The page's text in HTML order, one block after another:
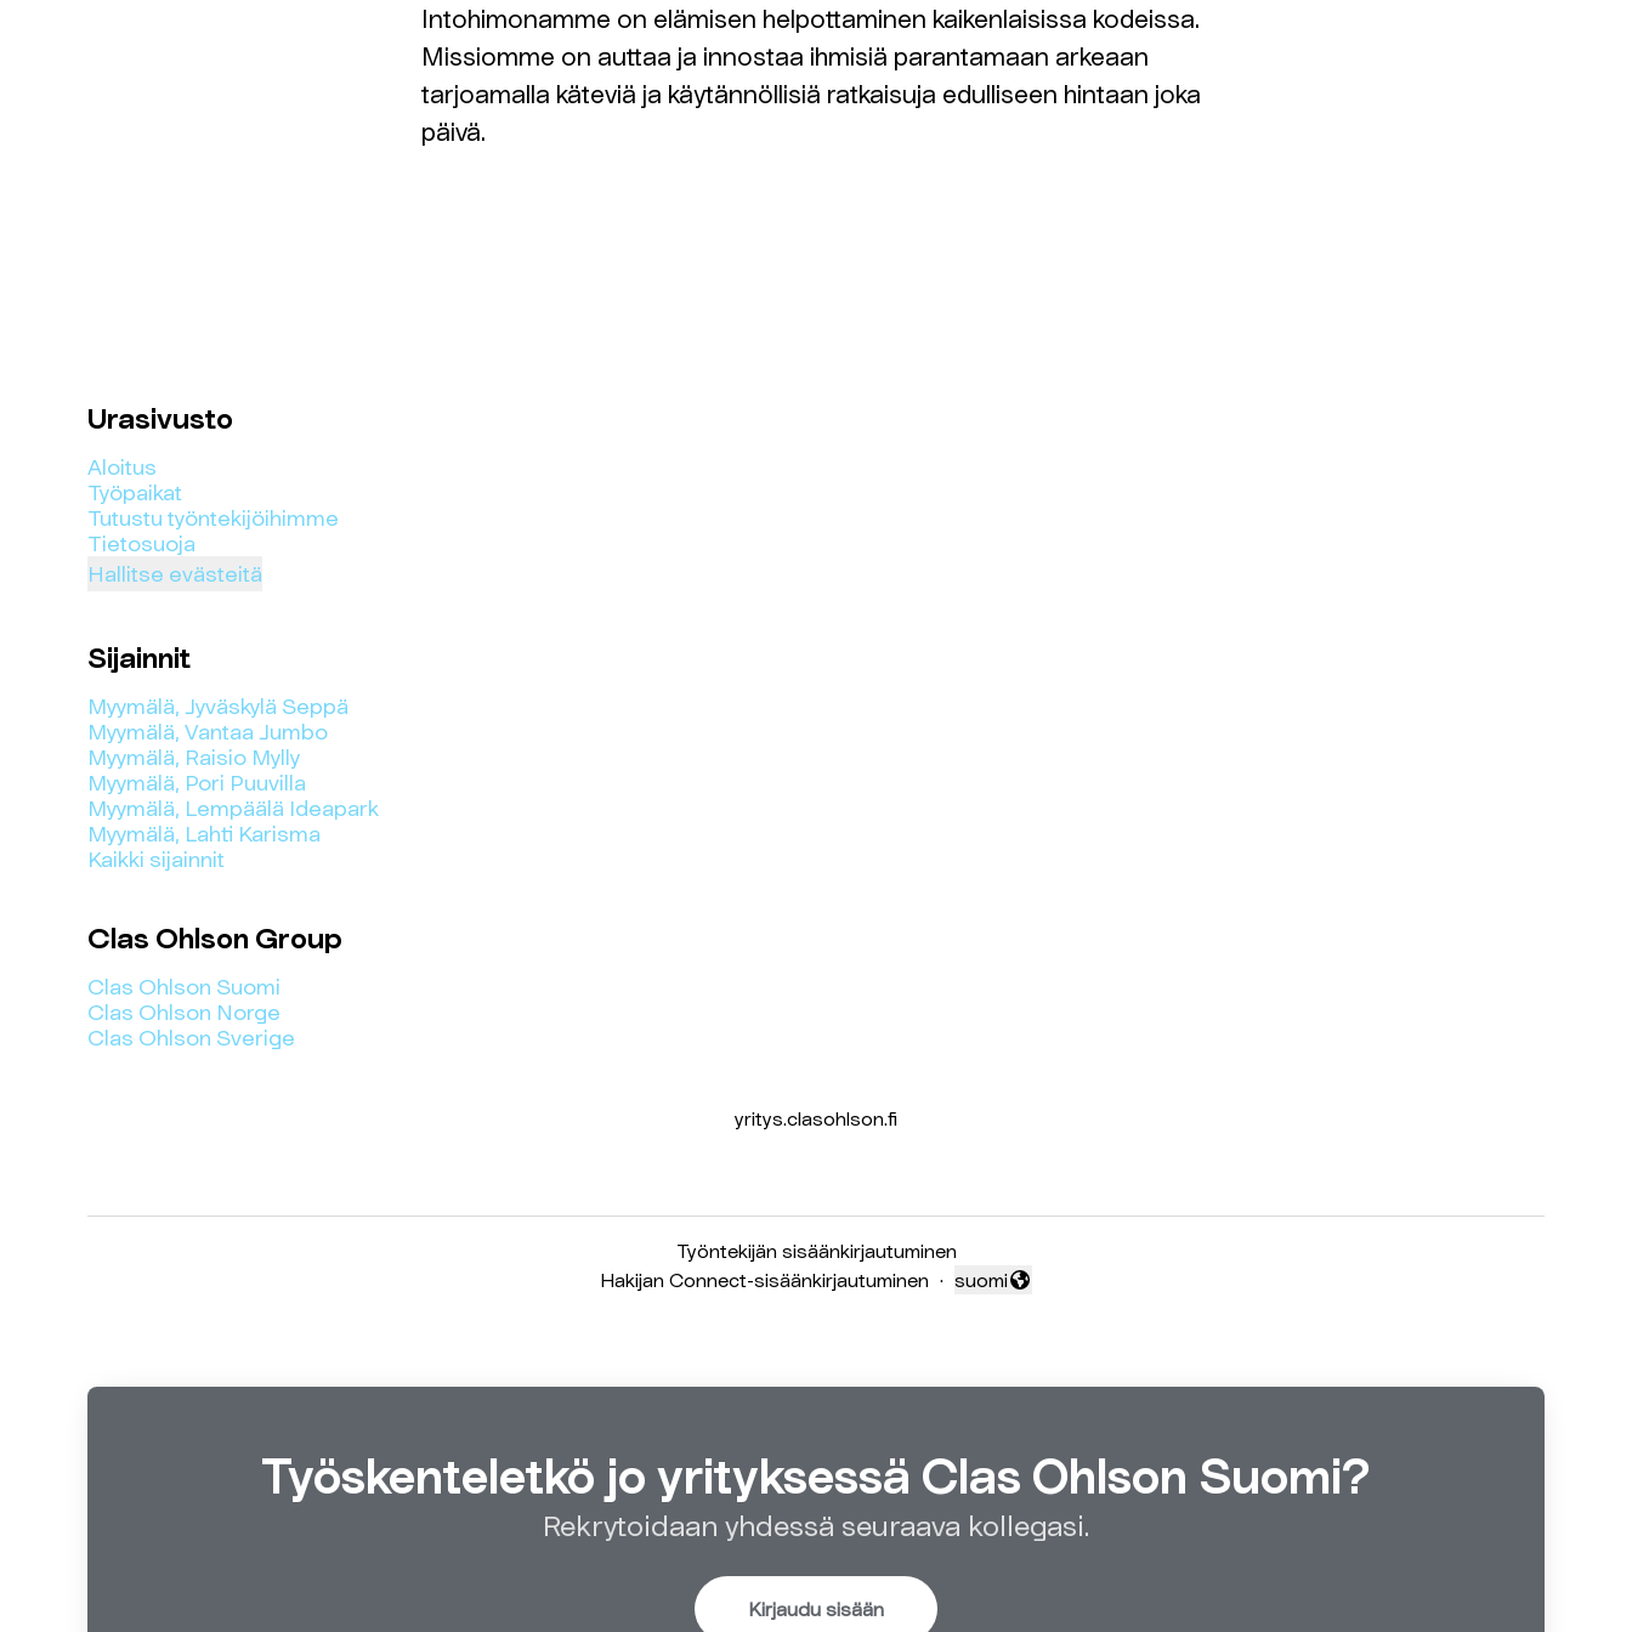
Intohimonamme on elämisen helpottaminen kaikenlaisissa kodeissa.
Missiomme on auttaa ja innostaa ihmisiä parantamaan arkeaan
tarjoamalla käteviä ja käytännöllisiä ratkaisuja edulliseen hintaan joka
päivä.
Urasivusto
Aloitus
Työpaikat
Tutustu työntekijöihimme
Tietosuoja
Hallitse evästeitä
Sijainnit
Myymälä, Jyväskylä Seppä
Myymälä, Vantaa Jumbo
Myymälä, Raisio Mylly
Myymälä, Pori Puuvilla
Myymälä, Lempäälä Ideapark
Myymälä, Lahti Karisma
Kaikki sijainnit
Clas Ohlson Group
Clas Ohlson Suomi
Clas Ohlson Norge
Clas Ohlson Sverige
yritys.clasohlson.fi
Työntekijän sisäänkirjautuminen
Hakijan Connect-sisäänkirjautuminen ·
Vaihda kieli
suomi
Työskenteletkö jo yrityksessä Clas Ohlson Suomi?
Rekrytoidaan yhdessä seuraava kollegasi.
Kirjaudu sisään